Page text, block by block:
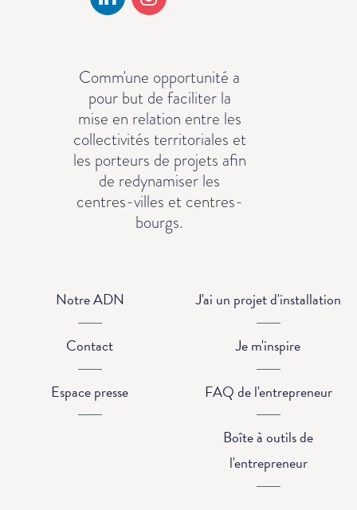
Comm'une opportunité a
pour but de faciliter la
mise en relation entre les
collectivités territoriales et
les porteurs de projets afin
de redynamiser les
centres-villes et centres-
bourgs.
Notre ADN
Contact
Espace presse
J'ai un projet d'installation
Je m'inspire
FAQ de l'entrepreneur
Boîte à outils de
l'entrepreneur